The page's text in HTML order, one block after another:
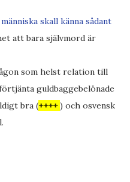
skall känna sådant
att bara självmord är
som helst relation till
guldbaggebelönade
bra (++++) och osvensk